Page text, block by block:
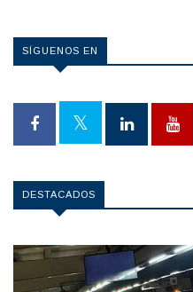
SÍGUENOS EN
DESTACADOS